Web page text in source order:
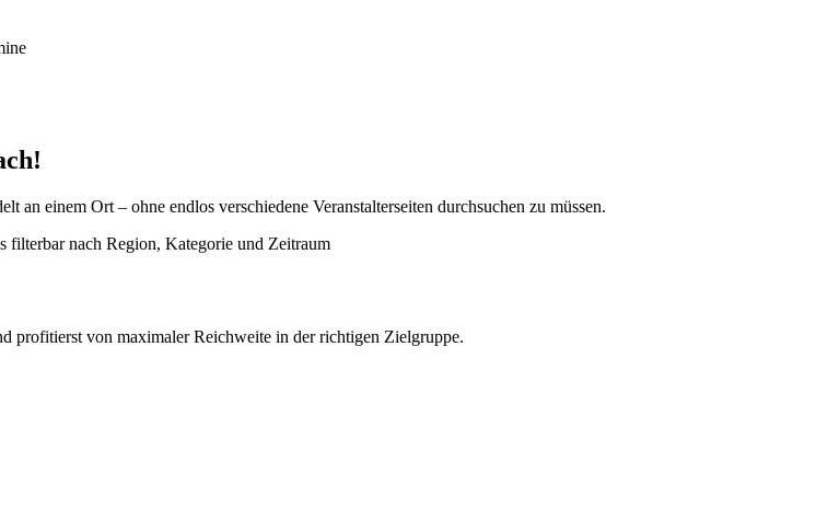
einem Ort – ohne endlos verschiedene Veranstalterseiten durchsuchen zu müssen.
filterbar nach Region, Kategorie und Zeitraum
profitierst von maximaler Reichweite in der richtigen Zielgruppe.